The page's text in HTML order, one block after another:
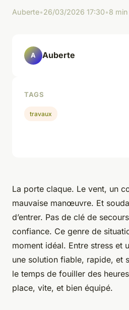
Auberte•26/03/2026 17:30•8
La porte claque. Le vent, un
mauvaise manœuvre. Et
d’entrer. Pas de clé de
confiance. Ce genre de
moment idéal. Entre stress et
une solution fiable, rapide, et
le temps de fouiller des
place, vite, et bien équipé.
A Auberte
TAGS
travaux